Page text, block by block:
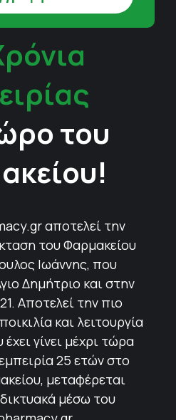
του
αποτελεί την
του Φαρμακείου
Ιωάννης, που
Δημήτριο και στην
Αποτελεί την πιο
και λειτουργία
γίνει μέχρι τώρα
25 ετών στο
μεταφέρεται
μέσω του